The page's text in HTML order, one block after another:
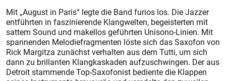
Mit „August in Paris“ legte die Band furios los. Die Jazzer
entführten in faszinierende Klangwelten, begeisterten mit
sattem Sound und makellos geführten Unisono-Linien. Mit
spannenden Melodiefragmenten löste sich das Saxofon von
Rick Margitza zunächst verhalten aus dem Tutti, um sich
dann zu brillanten Klangkaskaden aufzuschwingen. Der aus
Detroit stammende Top-Saxofonist bediente die Klappen